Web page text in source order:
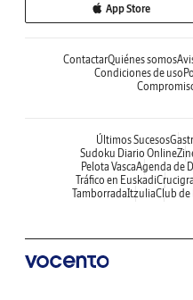
App Store
ContactarQuiénes somos
Condiciones de uso
Últimos Sucesos
Sudoku Diario Online
Pelota VascaAgenda de
Tráfico en Euskadi
TamborradaItzuliaClub de